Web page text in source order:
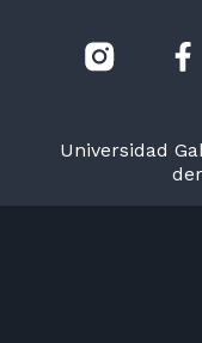
Universidad